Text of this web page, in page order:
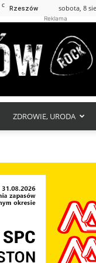
C Rzeszów sobota, 8
Reklama
ZDROWIE, URODA